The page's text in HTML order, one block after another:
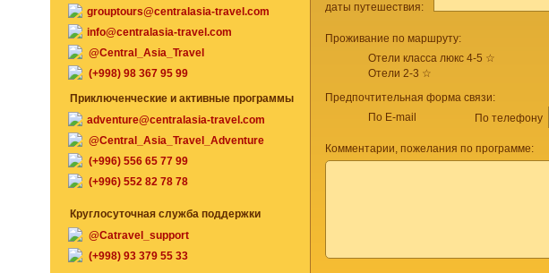
даты путешествия:
Проживание по маршруту:
Отели класса люкс 4-5 ☆
Отели 2-3 ☆
Предпочтительная форма связи:
По E-mail
По телефону
Комментарии, пожелания по программе:
grouptours@centralasia-travel.com
info@centralasia-travel.com
@Central_Asia_Travel
(+998) 98 367 95 99
Приключенческие и активные программы
adventure@centralasia-travel.com
@Central_Asia_Travel_Adventure
(+996) 556 65 77 99
(+996) 552 82 78 78
Круглосуточная служба поддержки
@Catravel_support
(+998) 93 379 55 33